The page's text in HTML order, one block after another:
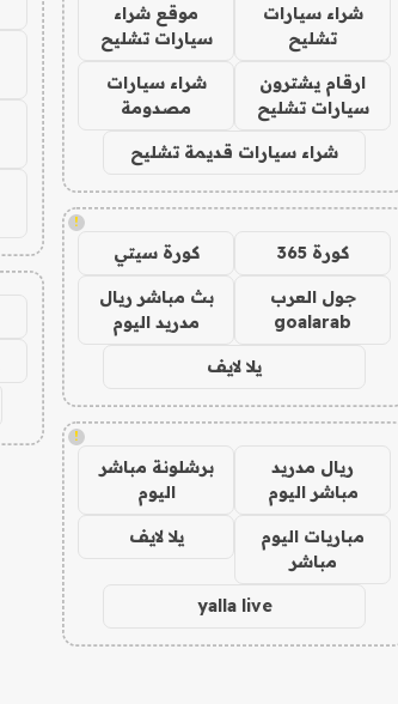
شراء سيارات
تشليح
موقع شراء
سيارات تشليح
ارقام يشترون
سيارات تشليح
شراء سيارات
مصدومة
شراء سيارات قديمة تشليح
!
كورة 365 كورة سيتي
جول العرب
goalarab
بث مباشر ريال
مدريد اليوم
يلا لايف
!
ريال مدريد
مباشر اليوم
برشلونة مباشر
اليوم
مباريات اليوم
مباشر
يلا لايف
yalla live